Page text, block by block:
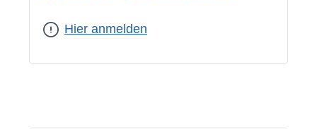
Hier anmelden